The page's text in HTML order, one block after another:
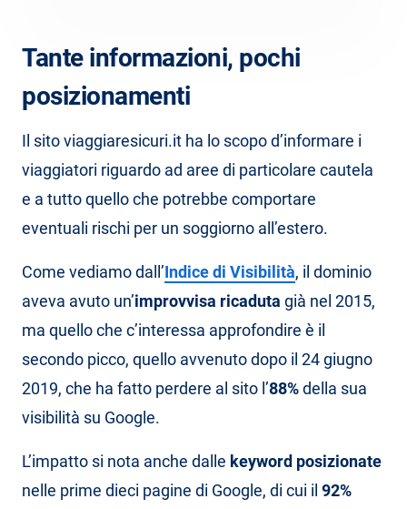
Tante informazioni, pochi
posizionamenti
Il sito viaggiaresicuri.it ha lo scopo d’informare i
viaggiatori riguardo ad aree di particolare cautela
e a tutto quello che potrebbe comportare
eventuali rischi per un soggiorno all’estero.
Come vediamo dall’Indice di Visibilità, il dominio
aveva avuto un’improvvisa ricaduta già nel 2015,
ma quello che c’interessa approfondire è il
secondo picco, quello avvenuto dopo il 24 giugno
2019, che ha fatto perdere al sito l’88%della sua
visibilità su Google.
L’impatto si nota anche dalle keyword posizionate
nelle prime dieci pagine di Google, di cui il 92%